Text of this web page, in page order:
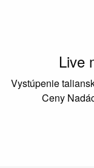
Live
Vystúpenie
Ceny